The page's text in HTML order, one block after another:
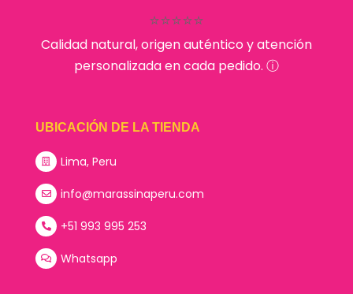
⭐⭐⭐⭐⭐
Calidad natural, origen auténtico y atención
personalizada en cada pedido. ⓘ
UBICACIÓN DE LA TIENDA
Lima, Peru
info@marassinaperu.com
+51 993 995 253
Whatsapp